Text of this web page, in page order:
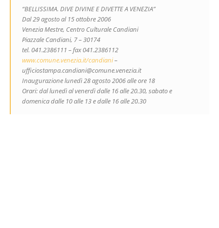
“BELLISSIMA. DIVE DIVINE E DIVETTE A VENEZIA”
Dal 29 agosto al 15 ottobre 2006
Venezia Mestre, Centro Culturale Candiani
Piazzale Candiani, 7 – 30174
tel. 041.2386111 – fax 041.2386112
www.comune.venezia.it/candiani–
ufficiostampa.candiani@comune.venezia.it
Inaugurazione lunedì 28 agosto 2006 alle ore 18
Orari: dal lunedì al venerdì dalle 16 alle 20.30, sabato e
domenica dalle 10 alle 13 e dalle 16 alle 20.30